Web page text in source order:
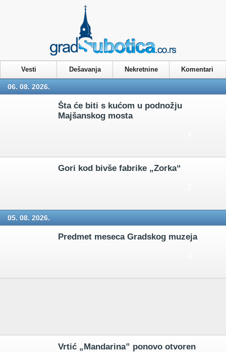
Vesti Dešavanja Nekretnine Komentari
06. 08. 2026.
Šta će biti s kućom u podnožju
Majšanskog mosta
Gori kod bivše fabrike „Zorka“
05. 08. 2026.
Predmet meseca Gradskog muzeja
Vrtić „Mandarina” ponovo otvoren
Privacy & Cookies Policy